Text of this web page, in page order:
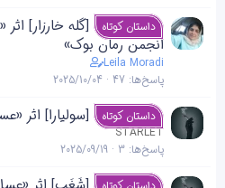
داستان کوتاه
[گله خارزار]
انجمن رمان بوک»
Leila Moradi
پاسخ‌ها 47
2025/10/04
داستان کوتاه [سولیارا] اثر
STARLET
پاسخ‌ها 3
2025/09/19